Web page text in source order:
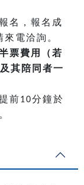
名，報名成
電洽詢。
票費用（若
其陪同者一
前10分鐘於